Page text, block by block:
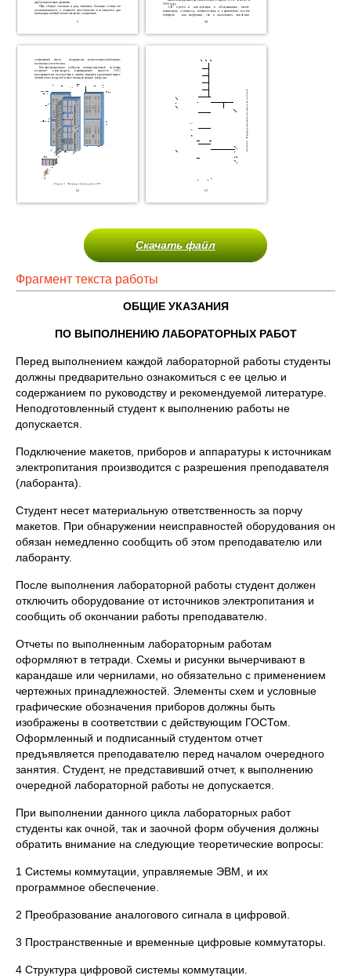
Скачать файл
Фрагмент текста работы
ОБЩИЕ УКАЗАНИЯ
ПО ВЫПОЛНЕНИЮ ЛАБОРАТОРНЫХ РАБОТ
Перед выполнением каждой лабораторной работы студенты
должны предварительно ознакомиться с ее целью и
содержанием по руководству и рекомендуемой литературе.
Неподготовленный студент к выполнению работы не
допускается.
Подключение макетов, приборов и аппаратуры к источникам
электропитания производится с разрешения преподавателя
(лаборанта).
Студент несет материальную ответственность за порчу
макетов. При обнаружении неисправностей оборудования он
обязан немедленно сообщить об этом преподавателю или
лаборанту.
После выполнения лабораторной работы студент должен
отключить оборудование от источников электропитания и
сообщить об окончании работы преподавателю.
Отчеты по выполненным лабораторным работам
оформляют в тетради. Схемы и рисунки вычерчивают в
карандаше или чернилами, но обязательно с применением
чертежных принадлежностей. Элементы схем и условные
графические обозначения приборов должны быть
изображены в соответствии с действующим ГОСТом.
Оформленный и подписанный студентом отчет
предъявляется преподавателю перед началом очередного
занятия. Студент, не представивший отчет, к выполнению
очередной лабораторной работы не допускается.
При выполнении данного цикла лабораторных работ
студенты как очной, так и заочной форм обучения должны
обратить внимание на следующие теоретические вопросы:
1 Системы коммутации, управляемые ЭВМ, и их
программное обеспечение.
2 Преобразование аналогового сигнала в цифровой.
3 Пространственные и временные цифровые коммутаторы.
4 Структура цифровой системы коммутации.